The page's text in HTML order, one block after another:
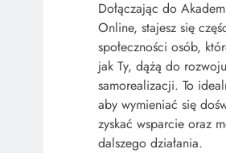
Dołączając do
Online, stajesz się
społeczności osób,
jak Ty, dążą do
samorealizacji. To
aby wymieniać się
zyskać wsparcie oraz
dalszego działania.